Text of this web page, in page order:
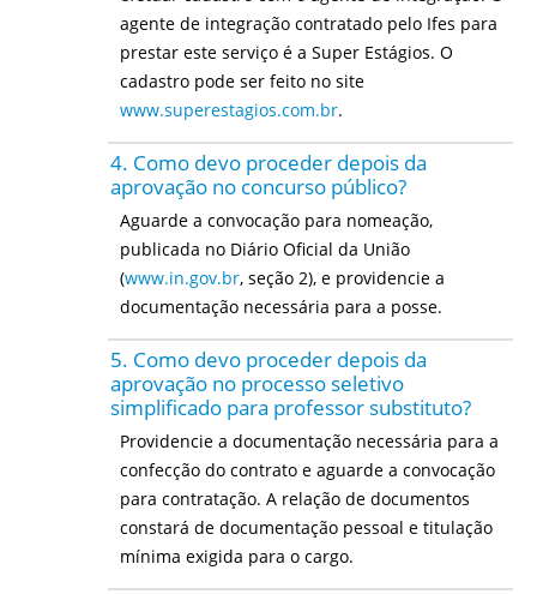
agente de integração contratado pelo Ifes para
prestar este serviço é a Super Estágios. O
cadastro pode ser feito no site
www.superestagios.com.br.
4. Como devo proceder depois da
aprovação no concurso público?
Aguarde a convocação para nomeação,
publicada no Diário Oficial da União
(www.in.gov.br, seção 2), e providencie a
documentação necessária para a posse.
5. Como devo proceder depois da
aprovação no processo seletivo
simplificado para professor substituto?
Providencie a documentação necessária para a
confecção do contrato e aguarde a convocação
para contratação. A relação de documentos
constará de documentação pessoal e titulação
mínima exigida para o cargo.